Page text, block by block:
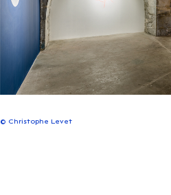
© Christophe Levet